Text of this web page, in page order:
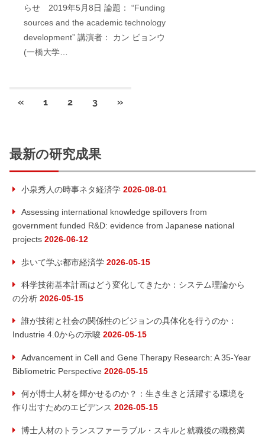
らせ 2019年5月8日 論題： “Funding
sources and the academic technology
development” 講演者： カン ビョンウ
(一橋大学…
の
ペ
ー
ジ
送
り
«
事
1 2 3
次
»
最新の研究成果
小泉秀人の時事ネタ経済学 2026-08-01
Assessing international knowledge spillovers from
government funded R&D: evidence from Japanese national
projects 2026-06-12
歩いて学ぶ都市経済学 2026-05-15
科学技術基本計画はどう変化してきたか：システム理論から
の分析 2026-05-15
誰が技術と社会の関係性のビジョンの具体化を行うのか：
Industrie 4.0からの示唆 2026-05-15
Advancement in Cell and Gene Therapy Research: A 35-Year
Bibliometric Perspective 2026-05-15
何が博士人材を輝かせるのか？：生き生きと活躍する環境を
作り出すためのエビデンス 2026-05-15
博士人材のトランスファーラブル・スキルと就職後の職務満